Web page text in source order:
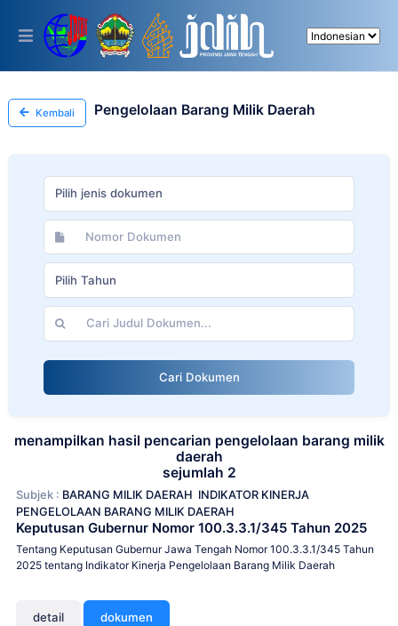
This
includes
accessibility
system.
Kembali Pengelolaan Barang Milik Daerah
Pilih jenis dokumen
Pilih Tahun
Cari Dokumen
menampilkan hasil pencarian pengelolaan barang milik
daerah
sejumlah 2
Subjek : BARANG MILIK DAERAH INDIKATOR KINERJA
PENGELOLAAN BARANG MILIK DAERAH
Keputusan Gubernur Nomor 100.3.3.1/345 Tahun 2025
Tentang Keputusan Gubernur Jawa Tengah Nomor 100.3.3.1/345 Tahun
2025 tentang Indikator Kinerja Pengelolaan Barang Milik Daerah
detail dokumen